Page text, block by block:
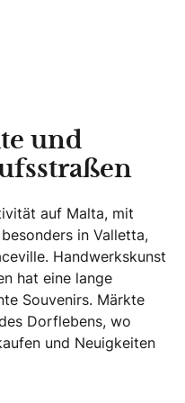
und
auf Malta, mit
in Valletta,
Handwerkskunst
hat eine lange
Souvenirs. Märkte
Dorflebens, wo
und Neuigkeiten